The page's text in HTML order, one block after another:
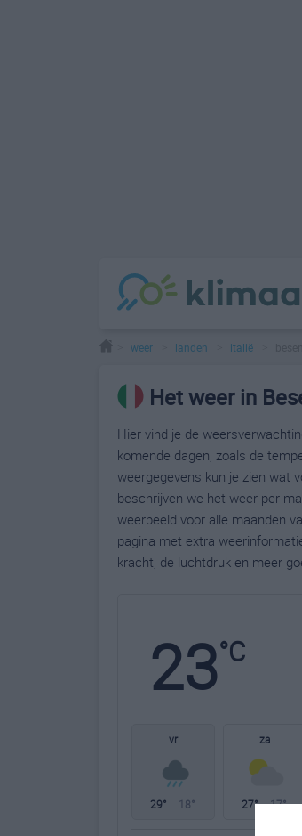
weer landen italië
Het weer in
Hier vind je de
komende dagen, zoals de
weergegevens kun je zien wat
beschrijven we het weer per
weerbeeld voor alle maanden
pagina met extra
kracht, de luchtdruk en meer
23°C
vr
29° 18°
za
27° 17°